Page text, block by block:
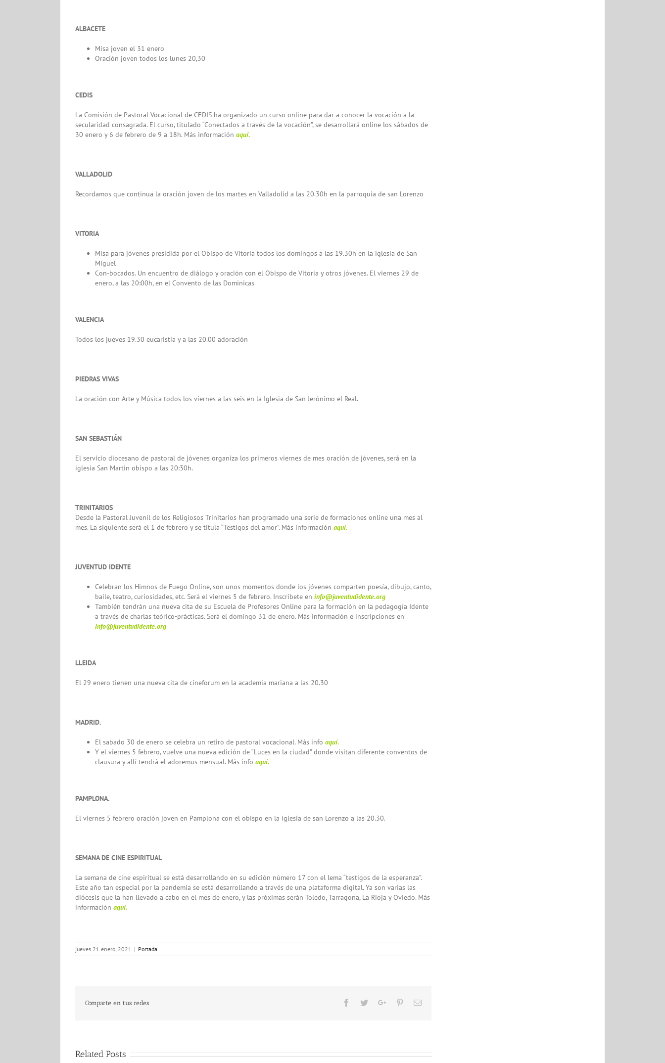
ALBACETE
Misa joven el 31 enero
Oración joven todos los lunes 20,30
CEDIS
La Comisión de Pastoral Vocacional de CEDIS ha organizado un curso online para dar a conocer la vocación a la
secularidad consagrada. El curso, titulado “Conectados a través de la vocación”, se desarrollará online los sábados de
30 enero y 6 de febrero de 9 a 18h. Más información aquí.
VALLADOLID
Recordamos que continua la oración joven de los martes en Valladolid a las 20.30h en la parroquia de san Lorenzo
VITORIA
Misa para jóvenes presidida por el Obispo de Vitoria todos los domingos a las 19.30h en la iglesia de San
Miguel
Con-bocados. Un encuentro de diálogo y oración con el Obispo de Vitoria y otros jóvenes. El viernes 29 de
enero, a las 20:00h, en el Convento de las Dominicas
VALENCIA
Todos los jueves 19.30 eucaristía y a las 20.00 adoración
PIEDRAS VIVAS
La oración con Arte y Música todos los viernes a las seis en la Iglesia de San Jerónimo el Real.
SAN SEBASTIÁN
El servicio diocesano de pastoral de jóvenes organiza los primeros viernes de mes oración de jóvenes, será en la
iglesia San Martin obispo a las 20:30h.
TRINITARIOS
Desde la Pastoral Juvenil de los Religiosos Trinitarios han programado una serie de formaciones online una mes al
mes. La siguiente será el 1 de febrero y se titula “Testigos del amor”. Más información aquí.
JUVENTUD IDENTE
Celebran los Himnos de Fuego Online, son unos momentos donde los jóvenes comparten poesía, dibujo, canto,
baile, teatro, curiosidades, etc. Será el viernes 5 de febrero. Inscríbete en info@juventudidente.org
También tendrán una nueva cita de su Escuela de Profesores Online para la formación en la pedagogía Idente
a través de charlas teórico-prácticas. Será el domingo 31 de enero. Más información e inscripciones en
info@juventudidente.org
LLEIDA
El 29 enero tienen una nueva cita de cineforum en la academia mariana a las 20.30
MADRID.
El sabado 30 de enero se celebra un retiro de pastoral vocacional. Más info aquí.
Y el viernes 5 febrero, vuelve una nueva edición de “Luces en la ciudad” donde visitan diferente conventos de
clausura y allí tendrá el adoremus mensual. Más info aquí.
PAMPLONA.
El viernes 5 febrero oración joven en Pamplona con el obispo en la iglesia de san Lorenzo a las 20.30.
SEMANA DE CINE ESPIRITUAL
La semana de cine espiritual se está desarrollando en su edición número 17 con el lema “testigos de la esperanza”.
Este año tan especial por la pandemia se está desarrollando a través de una plataforma digital. Ya son varias las
diócesis que la han llevado a cabo en el mes de enero, y las próximas serán Toledo, Tarragona, La Rioja y Oviedo. Más
información aquí.
jueves 21 enero, 2021 | Portada
Comparte en tus redes Facebook
TwitterGoogle+PinterestEmail
Related Posts